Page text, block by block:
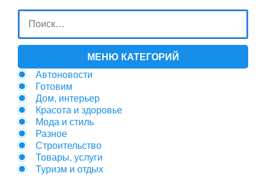
МЕНЮ КАТЕГОРИЙ
Автоновости
Готовим
Дом, интерьер
Красота и здоровье
Мода и стиль
Разное
Строительство
Товары, услуги
Туризм и отдых